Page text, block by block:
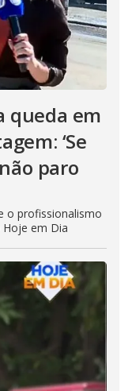
queda em
‘Se
paro
o profissionalismo
em Dia